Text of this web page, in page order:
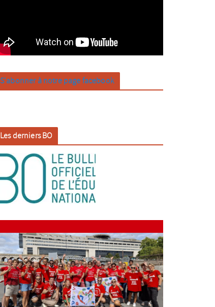
S’abonner à notre page facebook
Les derniers BO